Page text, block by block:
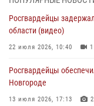
16 июля 2026, 05:00
Росгвардейцы
13 июля 2026, 17:13
Нижегородские
Росгвардейцы
области (видео)
22 июля 2026, 10:40 1
Росгвардейцы
Новгороде
13 июля 2026, 17:13 2